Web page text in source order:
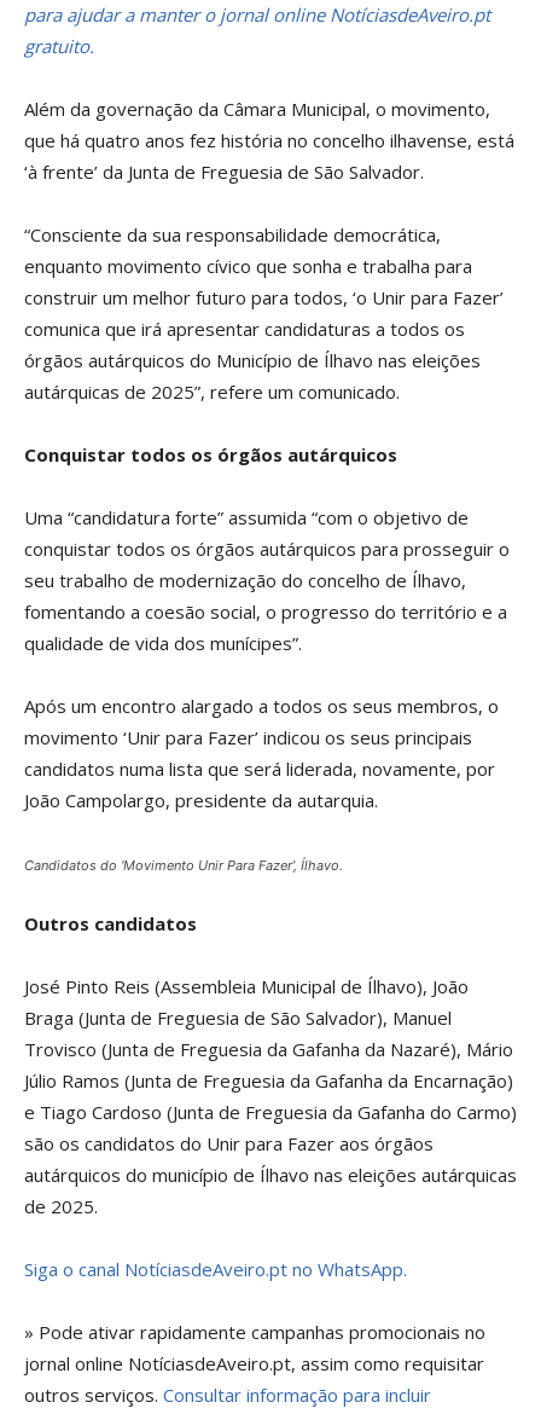
para ajudar a manter o jornal online NotíciasdeAveiro.pt
gratuito.
Além da governação da Câmara Municipal, o movimento,
que há quatro anos fez história no concelho ilhavense, está
‘à frente’ da Junta de Freguesia de São Salvador.
“Consciente da sua responsabilidade democrática,
enquanto movimento cívico que sonha e trabalha para
construir um melhor futuro para todos, ‘o Unir para Fazer’
comunica que irá apresentar candidaturas a todos os
órgãos autárquicos do Município de Ílhavo nas eleições
autárquicas de 2025”, refere um comunicado.
Conquistar todos os órgãos autárquicos
Uma “candidatura forte” assumida “com o objetivo de
conquistar todos os órgãos autárquicos para prosseguir o
seu trabalho de modernização do concelho de Ílhavo,
fomentando a coesão social, o progresso do território e a
qualidade de vida dos munícipes”.
Após um encontro alargado a todos os seus membros, o
movimento ‘Unir para Fazer’ indicou os seus principais
candidatos numa lista que será liderada, novamente, por
João Campolargo, presidente da autarquia.
Candidatos do ‘Movimento Unir Para Fazer’, Ílhavo.
Outros candidatos
José Pinto Reis (Assembleia Municipal de Ílhavo), João
Braga (Junta de Freguesia de São Salvador), Manuel
Trovisco (Junta de Freguesia da Gafanha da Nazaré), Mário
Júlio Ramos (Junta de Freguesia da Gafanha da Encarnação)
e Tiago Cardoso (Junta de Freguesia da Gafanha do Carmo)
são os candidatos do Unir para Fazer aos órgãos
autárquicos do município de Ílhavo nas eleições autárquicas
de 2025.
Siga o canal NotíciasdeAveiro.pt no WhatsApp.
» Pode ativar rapidamente campanhas promocionais no
jornal online NotíciasdeAveiro.pt, assim como requisitar
outros serviços. Consultar informação para incluir